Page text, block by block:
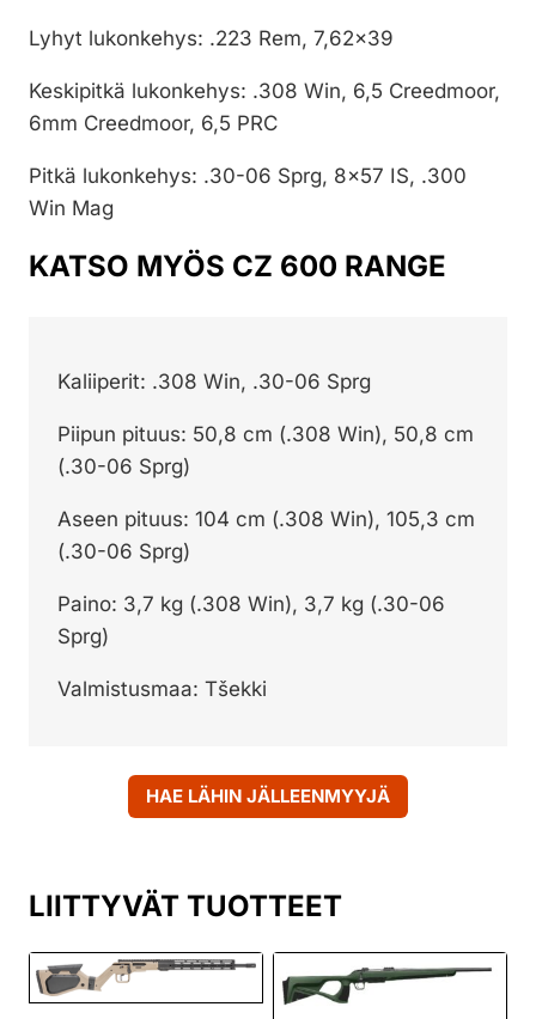
Lyhyt lukonkehys: .223 Rem, 7,62×39
Keskipitkä lukonkehys: .308 Win, 6,5 Creedmoor,
6mm Creedmoor, 6,5 PRC
Pitkä lukonkehys: .30-06 Sprg, 8×57 IS, .300
Win Mag
KATSO MYÖS CZ 600 RANGE
Kaliiperit: .308 Win, .30-06 Sprg
Piipun pituus: 50,8 cm (.308 Win), 50,8 cm
(.30-06 Sprg)
Aseen pituus: 104 cm (.308 Win), 105,3 cm
(.30-06 Sprg)
Paino: 3,7 kg (.308 Win), 3,7 kg (.30-06
Sprg)
Valmistusmaa: Tšekki
HAE LÄHIN JÄLLEENMYYJÄ
LIITTYVÄT TUOTTEET